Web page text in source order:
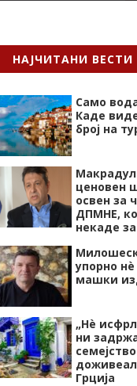
НАЈЧИТАНИ ВЕСТИ
Само
Каде
број на
ценовен
освен за
ДПМНЕ,
некаде
упорно
машки
„Нѐ
ни
Грција